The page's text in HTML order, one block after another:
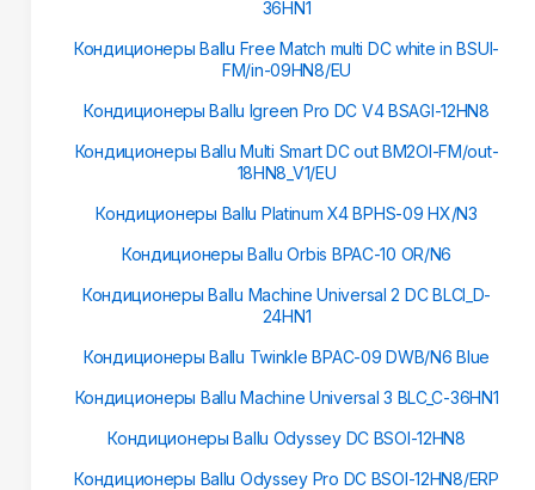
36HN1
Кондиционеры Ballu Free Match multi DC white in BSUI-
FM/in-09HN8/EU
Кондиционеры Ballu Igreen Pro DC V4 BSAGI-12HN8
Кондиционеры Ballu Multi Smart DC out BM2OI-FM/out-
18HN8_V1/EU
Кондиционеры Ballu Platinum X4 BPHS-09 HX/N3
Кондиционеры Ballu Orbis BPAC-10 OR/N6
Кондиционеры Ballu Machine Universal 2 DC BLCI_D-
24HN1
Кондиционеры Ballu Twinkle BPAC-09 DWB/N6 Blue
Кондиционеры Ballu Machine Universal 3 BLC_C-36HN1
Кондиционеры Ballu Odyssey DC BSOI-12HN8
Кондиционеры Ballu Odyssey Pro DC BSOI-12HN8/ERP